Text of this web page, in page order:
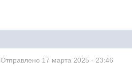
Отправлено 17 марта 2025 - 23:46